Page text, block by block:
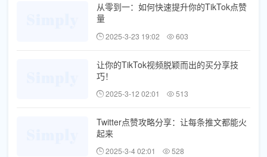
从零到一：如何快速提升你的TikTok点赞
量
2025-3-23 19:02 603
让你的TikTok视频脱颖而出的买分享技
巧！
2025-3-12 02:01 513
Twitter点赞攻略分享：让每条推文都能火
起来
2025-3-4 02:01 528